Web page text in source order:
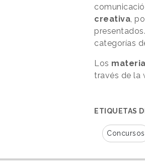
creativa ,
categorías
Los
través de la
ETIQUETAS
Concursos